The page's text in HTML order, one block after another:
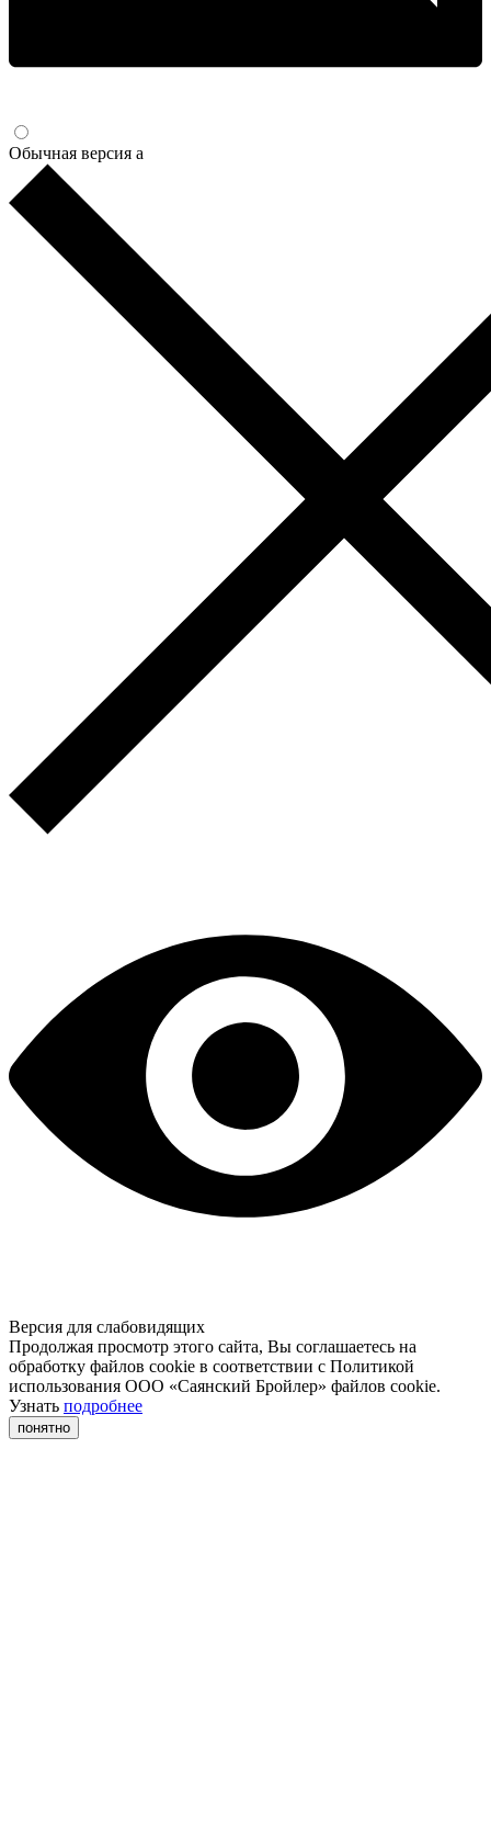
Обычная версия a
Версия для слабовидящих
Продолжая просмотр этого сайта, Вы соглашаетесь на
обработку файлов cookie в соответствии с Политикой
использования ООО «Саянский Бройлер» файлов cookie.
Узнать подробнее
понятно